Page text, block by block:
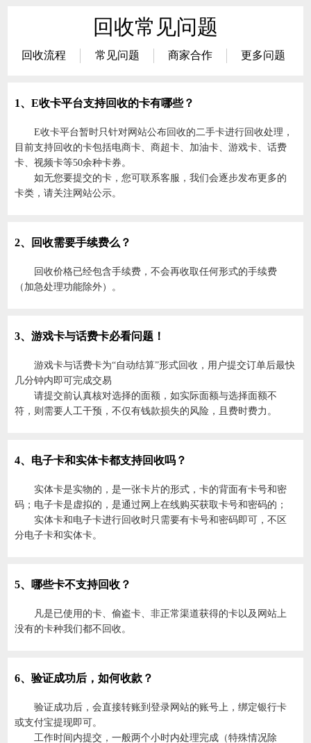
回收常见问题
回收流程 常见问题 商家合作 更多问题
1、E收卡平台支持回收的卡有哪些？
E收卡平台暂时只针对网站公布回收的二手卡进行回收处理，
目前支持回收的卡包括电商卡、商超卡、加油卡、游戏卡、话费
卡、视频卡等50余种卡券。
如无您要提交的卡，您可联系客服，我们会逐步发布更多的
卡类，请关注网站公示。
2、回收需要手续费么？
回收价格已经包含手续费，不会再收取任何形式的手续费
（加急处理功能除外）。
3、游戏卡与话费卡必看问题！
游戏卡与话费卡为“自动结算”形式回收，用户提交订单后最快
几分钟内即可完成交易
请提交前认真核对选择的面额，如实际面额与选择面额不
符，则需要人工干预，不仅有钱款损失的风险，且费时费力。
4、电子卡和实体卡都支持回收吗？
实体卡是实物的，是一张卡片的形式，卡的背面有卡号和密
码；电子卡是虚拟的，是通过网上在线购买获取卡号和密码的；
实体卡和电子卡进行回收时只需要有卡号和密码即可，不区
分电子卡和实体卡。
5、哪些卡不支持回收？
凡是已使用的卡、偷盗卡、非正常渠道获得的卡以及网站上
没有的卡种我们都不回收。
6、验证成功后，如何收款？
验证成功后，会直接转账到登录网站的账号上，绑定银行卡
或支付宝提现即可。
工作时间内提交，一般两个小时内处理完成（特殊情况除